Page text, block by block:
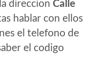
direccion Calle
hablar con ellos
el telefono de
el codigo